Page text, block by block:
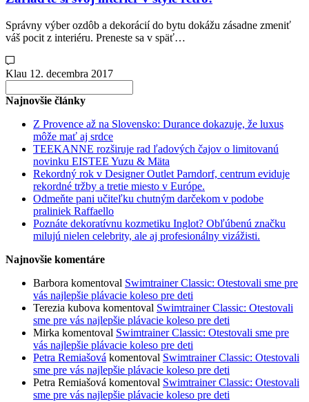
Správny výber ozdôb a dekorácií do bytu dokážu zásadne zmeniť
váš pocit z interiéru. Preneste sa v späť…
Klau 12. decembra 2017
for:
Najnovšie články
Z Provence až na Slovensko: Durance dokazuje, že luxus
môže mať aj srdce
TEEKANNE rozširuje rad ľadových čajov o limitovanú
novinku EISTEE Yuzu & Mäta
Rekordný rok v Designer Outlet Parndorf, centrum eviduje
rekordné tržby a tretie miesto v Európe.
Odmeňte pani učiteľku chutným darčekom v podobe
praliniek Raffaello
Poznáte dekoratívnu kozmetiku Inglot? Obľúbenú značku
milujú nielen celebrity, ale aj profesionálny vizážisti.
Najnovšie komentáre
Barbora komentoval Swimtrainer Classic: Otestovali sme pre
vás najlepšie plávacie koleso pre deti
Terezia kubova komentoval Swimtrainer Classic: Otestovali
sme pre vás najlepšie plávacie koleso pre deti
Mirka komentoval Swimtrainer Classic: Otestovali sme pre
vás najlepšie plávacie koleso pre deti
Petra Remiašová komentoval Swimtrainer Classic: Otestovali
sme pre vás najlepšie plávacie koleso pre deti
Petra Remiašová komentoval Swimtrainer Classic: Otestovali
sme pre vás najlepšie plávacie koleso pre deti